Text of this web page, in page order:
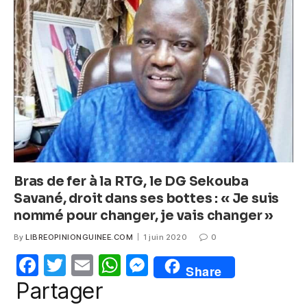
b
o
o
k
A
p
p
n
g
er
Bras de fer à la RTG, le DG Sekouba
Savané, droit dans ses bottes : « Je suis
nommé pour changer, je vais changer »
By LIBREOPINIONGUINEE.COM 1 juin 2020 0
F
a
T
w
E
m
W M
e
Share
Partager